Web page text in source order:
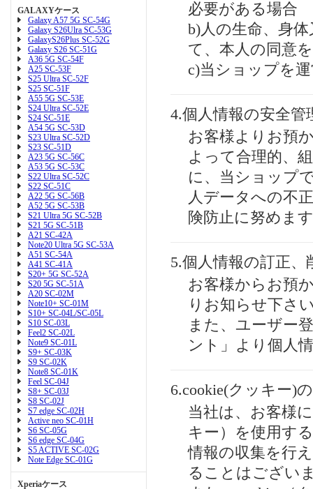
GALAXYケース
Galaxy A57 5G SC-54G
Galaxy S26Ulra SC-53G
GalaxyS26Plus SC-52G
Galaxy S26 SC-51G
A36 5G SC-54F
A25 SC-53F
S25 Ultra SC-52F
S25 SC-51F
A55 5G SC-53E
S24 Ultra SC-52E
S24 SC-51E
A54 5G SC-53D
S23 Ultra SC-52D
S23 SC-51D
A23 5G SC-56C
A53 5G SC-53C
S22 Ultra SC-52C
S22 SC-51C
A22 5G SC-56B
A52 5G SC-53B
S21 Ultra 5G SC-52B
S21 5G SC-51B
A21 SC-42A
Note20 Ultra 5G SC-53A
A51 SC-54A
A41 SC-41A
S20+ 5G SC-52A
S20 5G SC-51A
A20 SC-02M
Note10+ SC-01M
S10+ SC-04L/SC-05L
S10 SC-03L
Feel2 SC-02L
Note9 SC-01L
S9+ SC-03K
S9 SC-02K
Note8 SC-01K
Feel SC-04J
S8+ SC-03J
S8 SC-02J
S7 edge SC-02H
Active neo SC-01H
S6 SC-05G
S6 edge SC-04G
S5 ACTIVE SC-02G
Note Edge SC-01G
Xperiaケース
必要がある場合
b)人の生命、身
て、本人の同意
c)当ショップを
4.個人情報の安全管
お客様よりお預
よって合理的、
に、当ショップ
人データへの不
険防止に努めま
5.個人情報の訂正、
お客様からお預
りお知らせ下さ
また、ユーザー
ント」より個人
6.cookie(クッキー)
当社は、お客様
キー）を使用す
情報の収集を行
ることはござい